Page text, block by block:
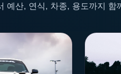
예산, 연식, 차종, 용도까지